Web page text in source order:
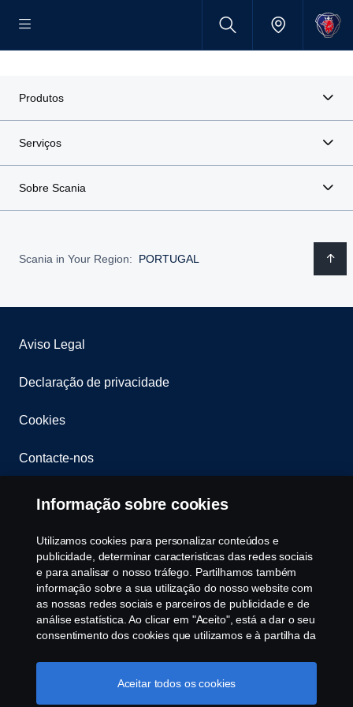
Produtos
Serviços
Sobre Scania
Scania in Your Region: PORTUGAL
Aviso Legal
Declaração de privacidade
Cookies
Contacte-nos
Whistleblowing
Política ambiental
Governance, Risk & Compliance
Cookie Configurações
Informação sobre cookies
Utilizamos cookies para personalizar conteúdos e
publicidade, determinar caracteristicas das redes sociais
e para analisar o nosso tráfego. Partilhamos também
informação sobre a sua utilização do nosso website com
as nossas redes sociais e parceiros de publicidade e de
análise estatística. Ao clicar em "Aceito", está a dar o seu
consentimento dos cookies que utilizamos e à partilha da
utilizamos os cookies, visite a nossa secção de cookies,
ou clique no link em rodapé, ou como gerimos os seus
Aceitar todos os cookies